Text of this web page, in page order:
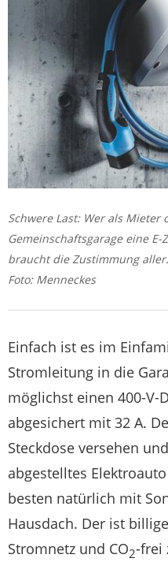
Schwere Last: Wer als
Gemeinschaftsgarage eine
braucht die Zustimmung aller.
Foto: Menneckes
Einfach ist es im
Stromleitung in die
möglichst einen 400-V-
abgesichert mit 32 A.
Steckdose versehen
abgestelltes
besten natürlich mit
Hausdach. Der ist
Stromnetz und CO2-frei